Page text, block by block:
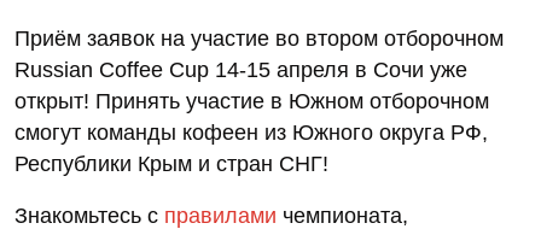
Приём заявок на участие во втором отборочном
Russian Coffee Cup 14-15 апреля в Сочи уже
открыт! Принять участие в Южном отборочном
смогут команды кофеен из Южного округа РФ,
Республики Крым и стран СНГ!
Знакомьтесь с правилами чемпионата,